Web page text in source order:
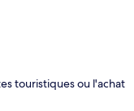
touristiques ou l'achat